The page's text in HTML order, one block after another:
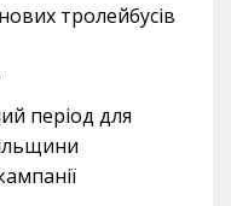
тролейбусів
період для